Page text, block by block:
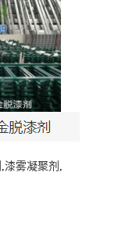
,漆雾凝聚剂 ,